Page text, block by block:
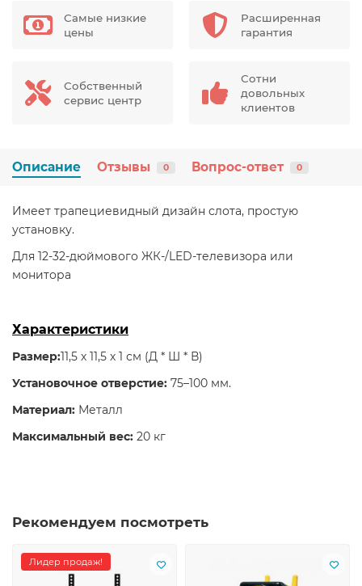
Самые низкие
цены
Расширенная
гарантия
Собственный
сервис центр
Сотни
довольных
клиентов
Описание Отзывы 0 Вопрос-ответ 0
Имеет трапециевидный дизайн слота, простую
установку.
Для 12-32-дюймового ЖК-/LED-телевизора или
монитора
Характеристики
Размер:11,5 х 11,5 х 1 см (Д * Ш * В)
Установочное отверстие: 75–100 мм.
Материал: Металл
Максимальный вес: 20 кг
Рекомендуем посмотреть
Лидер продаж!